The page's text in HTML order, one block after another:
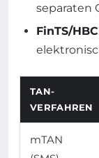
separaten
FinTS/
TAN-
VERFAHREN
mTAN